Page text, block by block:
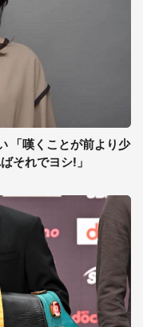
「嘆くことが前より少
それでヨシ!」